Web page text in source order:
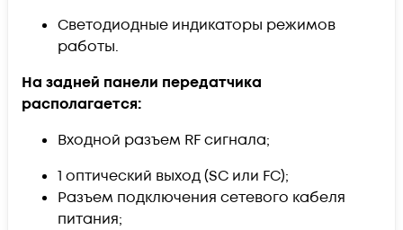
Светодиодные индикаторы режимов
работы.
На задней панели передатчика
располагается:
Входной разъем RF сигнала;
1 оптический выход (SC или FC);
Разъем подключения сетевого кабеля
питания;